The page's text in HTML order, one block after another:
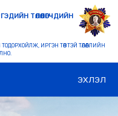
ТӨЛӨӨЛӨГЧДИЙН
ИРГЭН ТӨВТЭЙ ТӨЛӨӨЛЛИЙН
ЭХЛЭЛ